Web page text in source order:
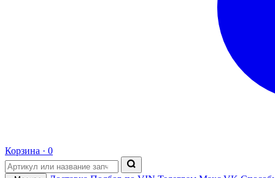
Корзина · 0